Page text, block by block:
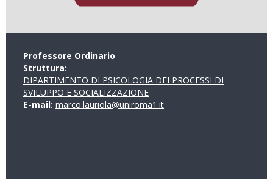
Professore Ordinario
Struttura:
DIPARTIMENTO DI PSICOLOGIA DEI PROCESSI DI
SVILUPPO E SOCIALIZZAZIONE
E-mail: marco.lauriola@uniroma1.it